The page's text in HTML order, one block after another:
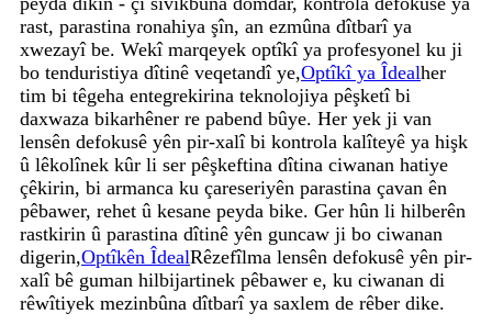
rast, parastina ronahiya şîn, an ezmûna dîtbarî ya
xwezayî be. Wekî marqeyek optîkî ya profesyonel ku ji
bo tenduristiya dîtinê veqetandî ye,Optîkî ya Îdealher
tim bi têgeha entegrekirina teknolojiya pêşketî bi
daxwaza bikarhêner re pabend bûye. Her yek ji van
lensên defokusê yên pir-xalî bi kontrola kalîteyê ya hişk
û lêkolînek kûr li ser pêşkeftina dîtina ciwanan hatiye
çêkirin, bi armanca ku çareseriyên parastina çavan ên
pêbawer, rehet û kesane peyda bike. Ger hûn li hilberên
rastkirin û parastina dîtinê yên guncaw ji bo ciwanan
digerin,Optîkên ÎdealRêzefîlma lensên defokusê yên pir-
xalî bê guman hilbijartinek pêbawer e, ku ciwanan di
rêwîtiyek mezinbûna dîtbarî ya saxlem de rêber dike.